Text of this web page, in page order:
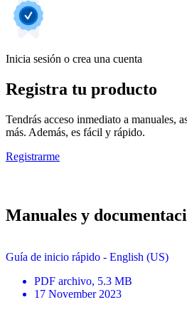
Inicia sesión o crea una cuenta
Registra tu producto
Tendrás acceso inmediato a manuales,
más. Además, es fácil y rápido.
Registrarme
Manuales y
Guía de inicio rápido - English (US)
PDF archivo, 5.3 MB
17 November 2023